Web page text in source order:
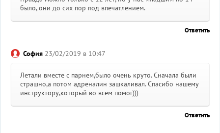
было, они до сих пор под впечатлением.
Ответить
София23/02/2019 в 10:47
Летали вместе с парнем,было очень круто. Сначала были
страшно,а потом адреналин зашкаливал. Спасибо нашему
инструктору,который во всем помог)))
Ответить